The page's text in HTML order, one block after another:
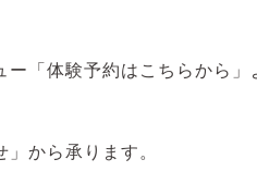
「体験予約はこちらから」
から承ります。